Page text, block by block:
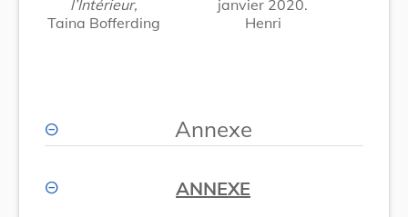
l’Intérieur,
Taina Bofferding
janvier 2020.
Henri
Annexe
ANNEXE